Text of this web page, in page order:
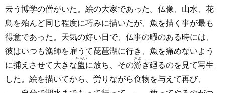
云う博学の僧がいた。絵の大家であった。仏像、山水、花
鳥を殆んど同じ程度に巧みに描いたが、魚を描く事が最も
得意であった。天気の好い日で、仏事の暇のある時には、
彼はいつも漁師を雇うて琵琶湖に行き、魚を痛めないよう
に捕えさせて大きな盥
たらい
に放ち、その游
およ
ぎ廻るのを見て写生
した。絵を描いてから、労りながら食物を与えて再び、